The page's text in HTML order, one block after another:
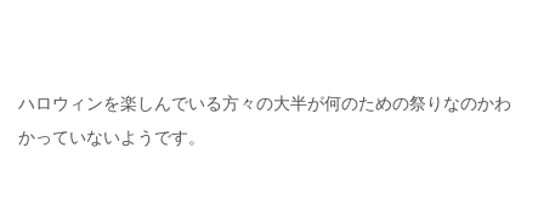
ハロウィンを楽しんでいる方々の大半が何のための祭りなのかわ
かっていないようです。